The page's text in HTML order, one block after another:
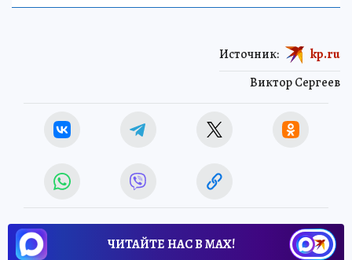
Виктор Сергеев
Источник: kp.ru
ЧИТАЙТЕ НАС В МАХ!